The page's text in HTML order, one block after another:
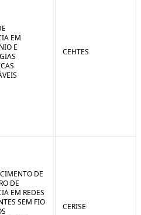
EM
E
CEHTES
DE
DE
EM REDES
SEM FIO
CERISE